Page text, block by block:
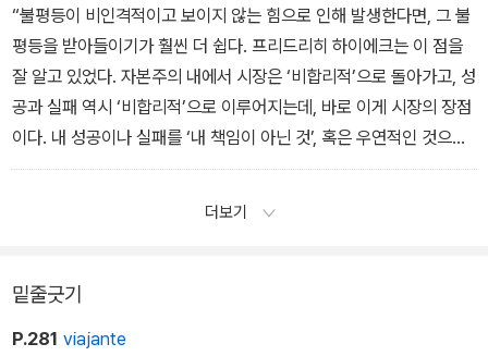
“불평등이 비인격적이고 보이지 않는 힘으로 인해 발생한다면, 그 불
평등을 받아들이기가 훨씬 더 쉽다. 프리드리히 하이에크는 이 점을
잘 알고 있었다. 자본주의 내에서 시장은 ‘비합리적’으로 돌아가고, 성
공과 실패 역시 ‘비합리적’으로 이루어지는데, 바로 이게 시장의 장점
이다. 내 성공이나 실패를 ‘내 책임이 아닌 것’, 혹은 우연적인 것으로
받아들일 수 있게 되기 때문이다.”
더보기
밑줄긋기
P.281 viajante